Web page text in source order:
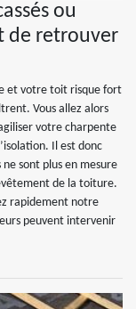
ou
de retrouver
et votre toit risque fort
Vous allez alors
votre charpente
Il est donc
sont plus en mesure
de la toiture.
rapidement notre
peuvent intervenir